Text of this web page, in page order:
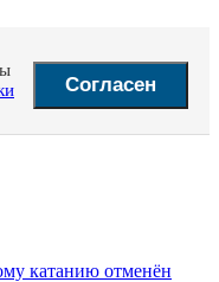
Согласен
катанию отменён